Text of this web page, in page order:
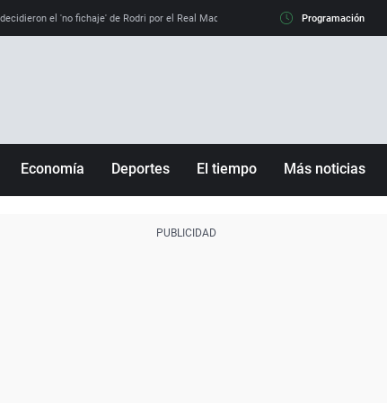
el 'no fichaje' de Rodri por el Real Madrid y su 'sí' al Barça La llamada
Programación
Economía Deportes El tiempo Más noticias